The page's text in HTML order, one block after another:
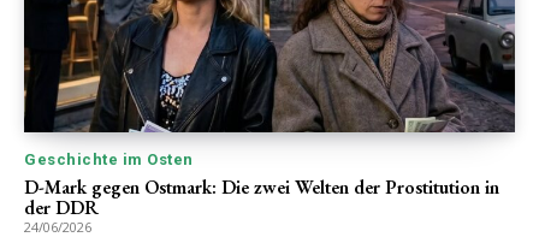
Geschichte im Osten
D-Mark gegen Ostmark: Die zwei Welten der Prostitution in
der DDR
24/06/2026